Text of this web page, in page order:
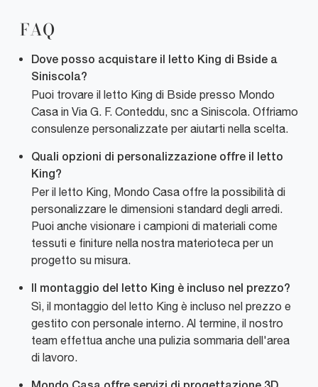
FAQ
Dove posso acquistare il letto King di Bside a
Siniscola?
Puoi trovare il letto King di Bside presso Mondo
Casa in Via G. F. Conteddu, snc a Siniscola. Offriamo
consulenze personalizzate per aiutarti nella scelta.
Quali opzioni di personalizzazione offre il letto
King?
Per il letto King, Mondo Casa offre la possibilità di
personalizzare le dimensioni standard degli arredi.
Puoi anche visionare i campioni di materiali come
tessuti e finiture nella nostra materioteca per un
progetto su misura.
Il montaggio del letto King è incluso nel prezzo?
Sì, il montaggio del letto King è incluso nel prezzo e
gestito con personale interno. Al termine, il nostro
team effettua anche una pulizia sommaria dell'area
di lavoro.